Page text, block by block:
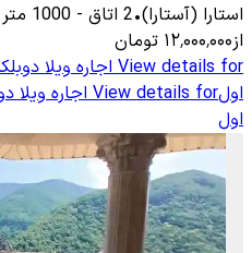
استارا (آستارا)•
2 اتاق -
1000 متر
از۱۲٬۰۰۰٬۰۰۰ تومان
View details for اجاره ویلا
اولView details for اجاره ویلا
اول